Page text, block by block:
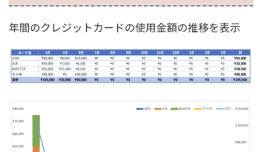
年間のクレジットカードの使用金額の推移を表示